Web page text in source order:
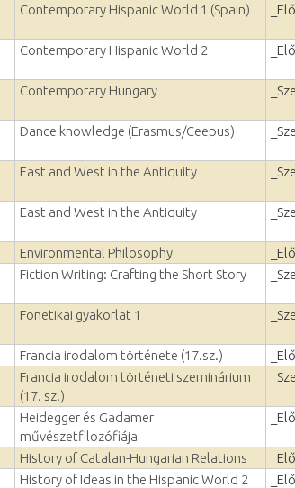
Contemporary Hispanic World 1 (Spain)
Contemporary Hispanic World 2
Contemporary Hungary
Dance knowledge (Erasmus/Ceepus)
East and West in the Antiquity
East and West in the Antiquity
Environmental Philosophy
Fiction Writing: Crafting the Short Story
Fonetikai gyakorlat 1
Francia irodalom története (17.sz.)
Francia irodalom történeti szeminárium
(17. sz.)
Heidegger és Gadamer
művészetfilozófiája
History of Catalan-Hungarian Relations
History of Ideas in the Hispanic World 2